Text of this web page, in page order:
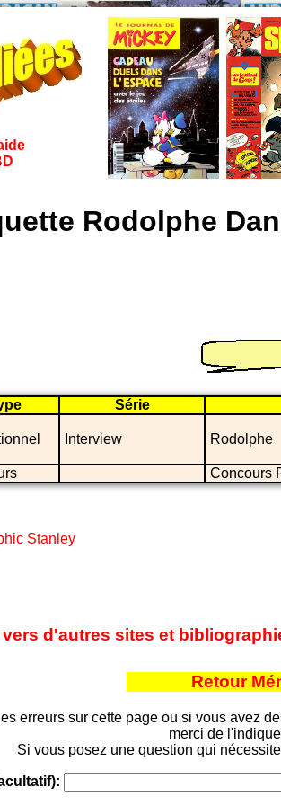
Rodolphe
Série
Interview Rodolphe
Concours
Stanley
d'autres sites et
Retour
erreurs sur cette page ou si vous avez
merci de
Si vous posez une question qui